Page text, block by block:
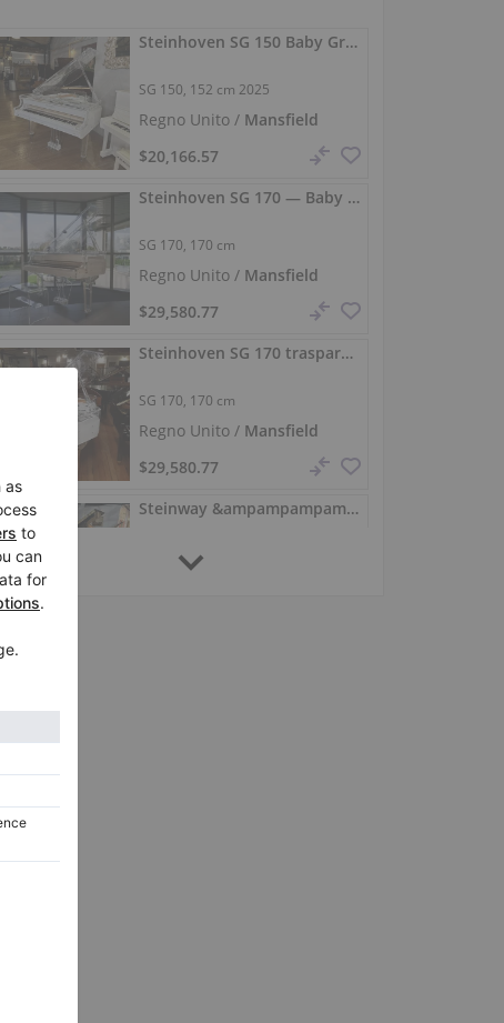
Steinhoven SG 150 Baby Grand cristallino 152 cm
SG 150, 152 cm 2025
Regno Unito / Mansfield
$20,166.57
Steinhoven SG 170 — Baby grand Crystal Clear con Player
SG 170, 170 cm
Regno Unito / Mansfield
$29,580.77
Steinhoven SG 170 trasparente — Baby Grand con PianoDisc
SG 170, 170 cm
Regno Unito / Mansfield
$29,580.77
Steinway &ampampampampampampampampampampampampampampampampampampampampampampampampampampampampampampamp Sons A-188 — Salon Grand restaurato 188 cm
A-188,188 cm